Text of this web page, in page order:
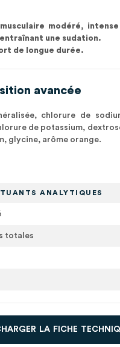
modéré,
une sudation.
de longue durée.
avancée
chlorure de
de potassium,
glycine, arôme orange.
ANALYTIQUES
totales
HARG E R LA FI CH E T ECH N Q